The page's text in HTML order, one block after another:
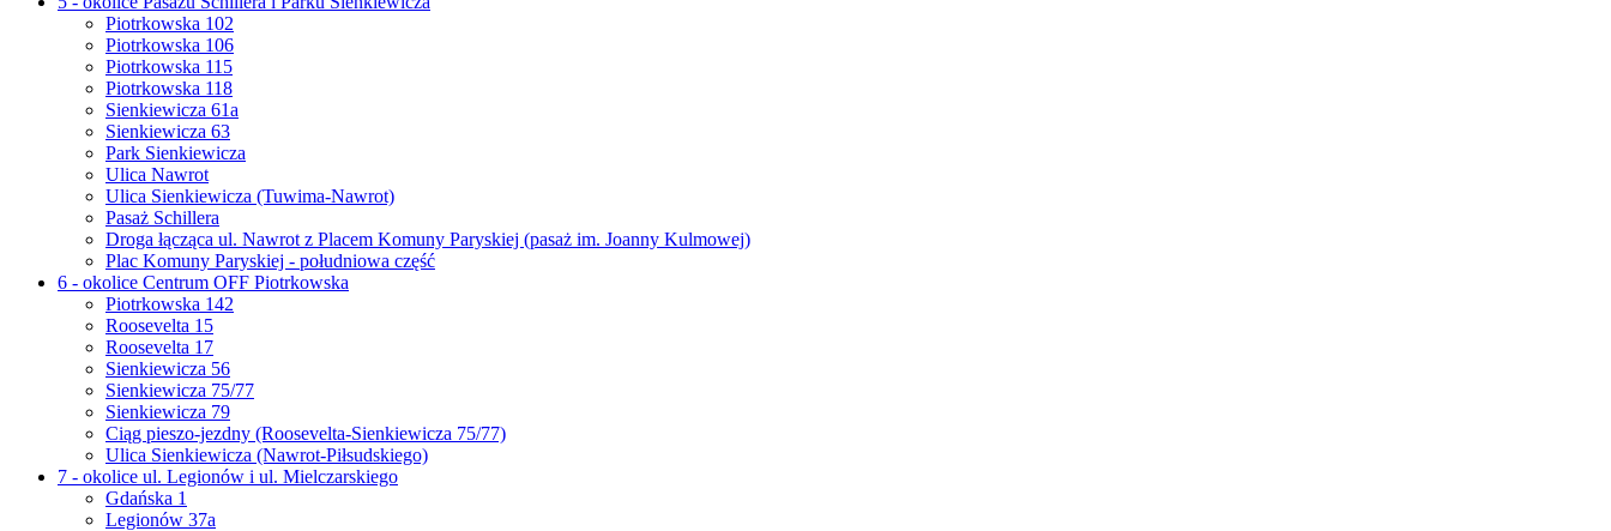
Piotrkowska 102
Piotrkowska 106
Piotrkowska 115
Piotrkowska 118
Sienkiewicza 61a
Sienkiewicza 63
Park Sienkiewicza
Ulica Nawrot
Ulica Sienkiewicza (Tuwima-Nawrot)
Pasaż Schillera
Droga łącząca ul. Nawrot z Placem Komuny Paryskiej (pasaż im. Joanny Kulmowej)
Plac Komuny Paryskiej - południowa część
6 - okolice Centrum OFF Piotrkowska
Piotrkowska 142
Roosevelta 15
Roosevelta 17
Sienkiewicza 56
Sienkiewicza 75/77
Sienkiewicza 79
Ciąg pieszo-jezdny (Roosevelta-Sienkiewicza 75/77)
Ulica Sienkiewicza (Nawrot-Piłsudskiego)
7 - okolice ul. Legionów i ul. Mielczarskiego
Gdańska 1
Legionów 37a